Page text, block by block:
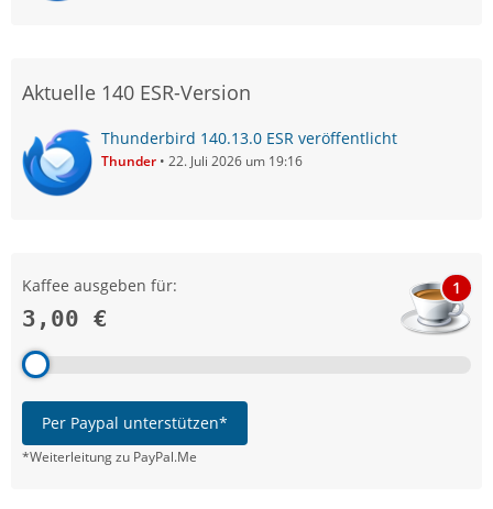
Aktuelle 140 ESR-Version
Thunderbird 140.13.0 ESR veröffentlicht
Thunder 22. Juli 2026 um 19:16
Kaffee ausgeben für:
3,00 €
1
Per Paypal unterstützen*
*Weiterleitung zu PayPal.Me